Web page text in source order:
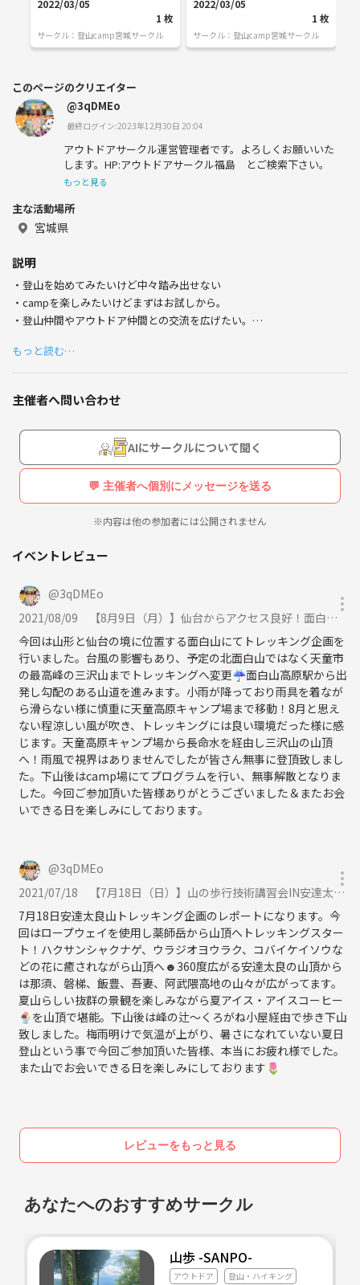
2022/03/05
1 枚
サークル： 登山camp宮城サークル
2022/03/05
1 枚
サークル： 登山camp宮城サークル
このページのクリエイター
@3qDMEo
最終ログイン:2023年12月30日 20:04
アウトドアサークル運営管理者です。よろしくお願いいた
します。HP:アウトドアサークル福島 とご検索下さい。
もっと見る
主な活動場所
宮城県
説明
・登山を始めてみたいけど中々踏み出せない
・campを楽しみたいけどまずはお試しから。
・登山仲間やアウトドア仲間との交流を広げたい。
・既存のサークルに参加しているけど違うところも見てみたい。
・別のサークルは年齢制限があり参加できない。
等、当サークルは登山やcampが初めての方でも楽しめるイベント企画
を実施しております。キャンプ道具も全て運営がご準備可能です！
■運営者情報■
日本キャンプ協会認定キャンプディレクター2級・日本山岳ガイド協会
認定登山ガイドS2
登山を始めてみたい方はもちろん、経験者の方まで幅広く楽しめるイベ
ント企画を実施していきます。また企画情報はLINEグループにてお伝え
ィを楽しみましょう！
※入会金・年会費無料です。また運営負担を考慮し参加費を設けており
ます。無料のイベント企画をご希望の方は別サークル又は町内イベント
へご参加下さい。
ご参加希望の際はメッセージにてご連絡お待ちしております。※つなげ
ーと掲示板からクレジット決済を行っても参加枠には加わりません。
《つなげーと上でのLINE IDの交換・聞き出す行為は禁止されています》
もっと読む…
主催者へ問い合わせ
AIにサークルについて聞く
💬 主催者へ個別にメッセージを送る
※内容は他の参加者には公開されません
イベントレビュー
@3qDMEo
2021/08/09
【8月9日（月）】仙台からアクセス良好！面白山トレッキング企画（全対象）【現在10名参加予定】<満席>に参加
今回は山形と仙台の境に位置する面白山にてトレッキング企画を
行いました。台風の影響もあり、予定の北面白山ではなく天童市
の最高峰の三沢山までトレッキングへ変更☔面白山高原駅から出
発し勾配のある山道を進みます。小雨が降っており雨具を着なが
ら滑らない様に慎重に天童高原キャンプ場まで移動！8月と思え
ない程涼しい風が吹き、トレッキングには良い環境だった様に感
じます。天童高原キャンプ場から長命水を経由し三沢山の山頂
へ！雨風で視界はありませんでしたが皆さん無事に登頂致しまし
た。下山後はcamp場にてプログラムを行い、無事解散となりま
した。今回ご参加頂いた皆様ありがとうございました＆またお会
いできる日を楽しみにしております。
@3qDMEo
2021/07/18
【7月18日（日）】山の歩行技術講習会IN安達太良トレッキング企画【宮城県から日帰りOK】に参加
7月18日安達太良山トレッキング企画のレポートになります。今
回はロープウェイを使用し薬師岳から山頂へトレッキングスター
ト！ハクサンシャクナゲ、ウラジオヨウラク、コバイケイソウな
どの花に癒されながら山頂へ☻360度広がる安達太良の山頂から
は那須、磐梯、飯豊、吾妻、阿武隈高地の山々が広がってます。
夏山らしい抜群の景観を楽しみながら夏アイス・アイスコーヒー
🍨を山頂で堪能。下山後は峰の辻～くろがね小屋経由で歩き下山
致しました。梅雨明けで気温が上がり、暑さになれていない夏日
登山という事で今回ご参加頂いた皆様、本当にお疲れ様でした。
また山でお会いできる日を楽しみにしております🌷
レビューをもっと見る
あなたへのおすすめサークル
山歩 -SANPO-
アウトドア 登山・ハイキング